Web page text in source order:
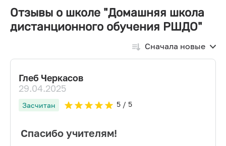
Отзывы о школе "Домашняя школа
дистанционного обучения РШДО"
Сначала новые
Глеб Черкасов
29.04.2025
Засчитан 5/ 5
Спасибо учителям!